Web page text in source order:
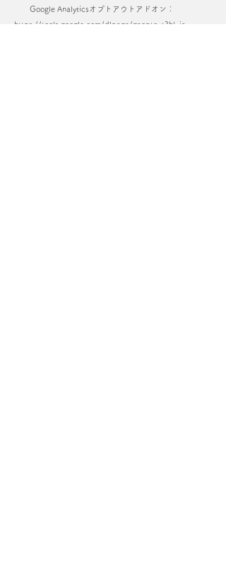
Google Analyticsオプトアウトアドオン：
https://tools.google.com/dlpage/gaoptout?hl=ja